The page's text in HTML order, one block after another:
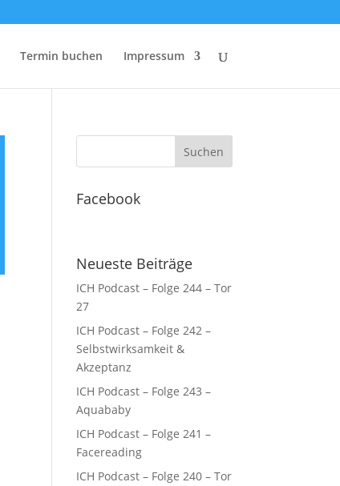
Termin buchen Impressum
Facebook
Neueste Beiträge
ICH Podcast – Folge 244 – Tor
27
ICH Podcast – Folge 242 –
Selbstwirksamkeit &
Akzeptanz
ICH Podcast – Folge 243 –
Aquababy
ICH Podcast – Folge 241 –
Facereading
ICH Podcast – Folge 240 – Tor